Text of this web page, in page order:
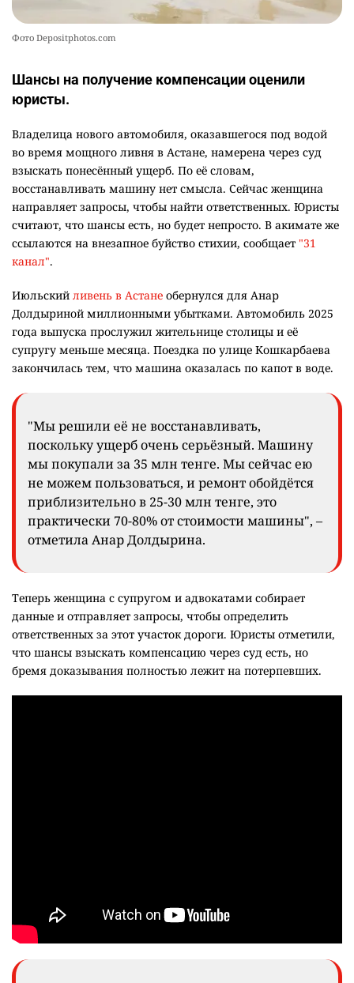
Фото Depositphotos.com
Шансы на получение компенсации оценили
юристы.
Владелица нового автомобиля, оказавшегося под водой
во время мощного ливня в Астане, намерена через суд
взыскать понесённый ущерб. По её словам,
восстанавливать машину нет смысла. Сейчас женщина
направляет запросы, чтобы найти ответственных. Юристы
считают, что шансы есть, но будет непросто. В акимате же
ссылаются на внезапное буйство стихии, сообщает "31
канал".
Июльский ливень в Астане обернулся для Анар
Долдыриной миллионными убытками. Автомобиль 2025
года выпуска прослужил жительнице столицы и её
супругу меньше месяца. Поездка по улице Кошкарбаева
закончилась тем, что машина оказалась по капот в воде.
"Мы решили её не восстанавливать,
поскольку ущерб очень серьёзный. Машину
мы покупали за 35 млн тенге. Мы сейчас ею
не можем пользоваться, и ремонт обойдётся
приблизительно в 25-30 млн тенге, это
практически 70-80% от стоимости машины", –
отметила Анар Долдырина.
Теперь женщина с супругом и адвокатами собирает
данные и отправляет запросы, чтобы определить
ответственных за этот участок дороги. Юристы отметили,
что шансы взыскать компенсацию через суд есть, но
бремя доказывания полностью лежит на потерпевших.